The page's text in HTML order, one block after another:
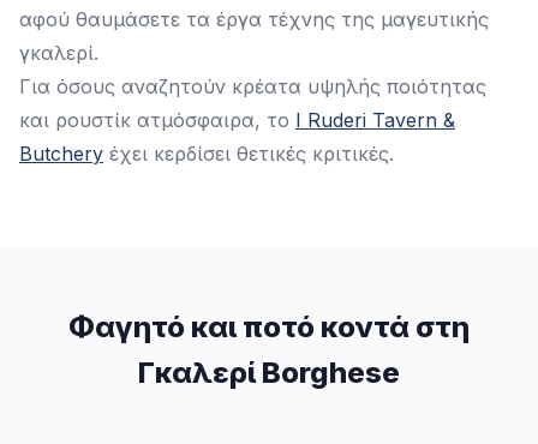
αφού θαυμάσετε τα έργα τέχνης της μαγευτικής
γκαλερί.
Για όσους αναζητούν κρέατα υψηλής ποιότητας
και ρουστίκ ατμόσφαιρα, το I Ruderi Tavern &
Butchery έχει κερδίσει θετικές κριτικές.
Φαγητό και ποτό κοντά στη
Γκαλερί Borghese